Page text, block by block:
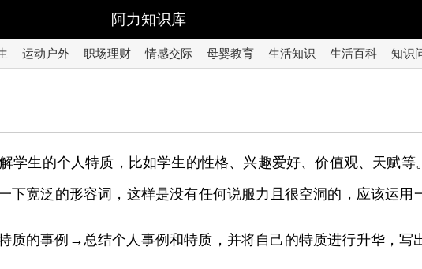
阿力知识库
运动户外 职场理财 情感交际 母婴教育 生活知识 生活百科 知识
生的个人特质，比如学生的性格、兴趣爱好、价值观、天赋
宽泛的形容词，这样是没有任何说服力且很空洞的，应该运用
的事例→总结个人事例和特质，并将自己的特质进行升华，写